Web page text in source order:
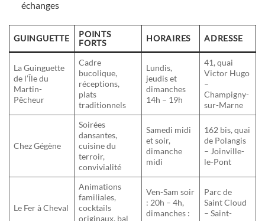
échanges
GUINGUETTE
POINTS
FORTS
HORAIRES ADRESSE
La Guinguette
de l’Île du
Martin-
Pêcheur
Cadre
bucolique,
réceptions,
plats
traditionnels
Lundis,
jeudis et
dimanches
14h – 19h
41, quai
Victor Hugo
–
Champigny-
sur-Marne
Chez Gégène
Soirées
dansantes,
cuisine du
terroir,
convivialité
Samedi midi
et soir,
dimanche
midi
162 bis, quai
de Polangis
– Joinville-
le-Pont
Le Fer à Cheval
Animations
familiales,
cocktails
originaux, bal
Ven-Sam soir
: 20h – 4h,
dimanches :
Parc de
Saint Cloud
– Saint-